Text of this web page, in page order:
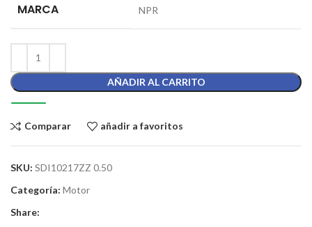
MARCA NPR
AÑADIR AL CARRITO
Comparar añadir a favoritos
SKU: SDI10217ZZ 0.50
Categoría: Motor
Share: